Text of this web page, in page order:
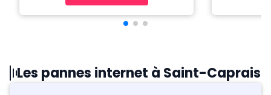
Les pannes internet à Saint-Caprais